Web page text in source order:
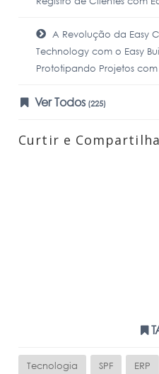
A Revolução da Easy
Technology com o Easy
Prototipando Projetos com
Ver Todos (225)
Curtir e
Tecnologia SPF ERP